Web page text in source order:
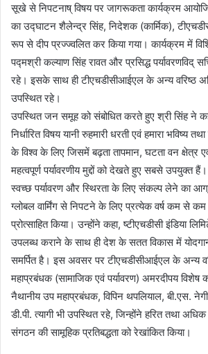
सूखे से निपटनाष् विषय पर जागरूकता कार्यक्रम
का उद्घाटन शैलेन्‍द्र सिंह, निदेशक (कार्मिक),
रूप से दीप प्रज्ज्वलित कर किया गया। कार्यक्रम में
पद्मश्री कल्याण सिंह रावत और प्रसिद्ध पर्यावरणविद्
रहे। इसके साथ ही टीएचडीसीआईएल के अन्य वरिष्ठ
उपस्थित रहे।
उपस्थित जन समूह को संबोधित करते हुए श्री सिंह ने
निर्धारित विषय यानी रुहमारी धरती एवं हमारा भविष्य
के विश्व के लिए जिसमें बढ़ता तापमान, घटता वन
महत्वपूर्ण पर्यावरणीय मुद्दों को देखते हुए सबसे उपयुक्त
स्वच्छ पर्यावरण और स्थिरता के लिए संकल्प लेने का
ग्लोबल वार्मिंग से निपटने के लिए प्रत्‍येक वर्ष कम से
प्रोत्साहित किया। उन्होंने कहा, ष्टीएचडीसी इंडिया
उपलब्ध कराने के साथ ही देश के सतत विकास में
समर्पित है। इस अवसर पर टीएचडीसीआईएल के अन्य
महाप्रबंधक (सामाजिक एवं पर्यावरण) अमरदीपय विशेष
नैथानीय उप महाप्रबंधक, विपिन थपलियाल, बी.एस.
डी.पी. त्यागी भी उपस्‍थित रहे, जिन्होंने हरित तथा
संगठन की सामूहिक प्रतिबद्धता को रेखांकित किया।